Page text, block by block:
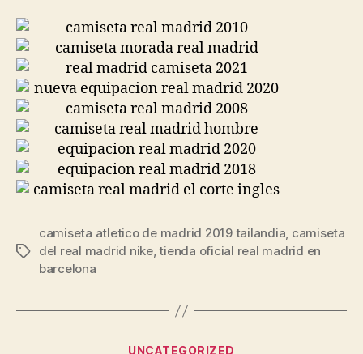
Etiquetas
camiseta atletico de madrid 2019 tailandia, camiseta
del real madrid nike,tienda oficial real madrid en
barcelona
Categorías
UNCATEGORIZED